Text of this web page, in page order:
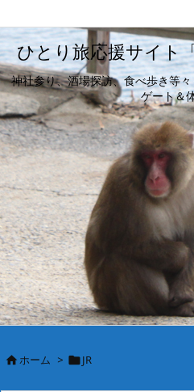
ひとり旅応援サイト
神社参り、酒場探訪、食べ歩き等
ゲート＆
ホーム > JR